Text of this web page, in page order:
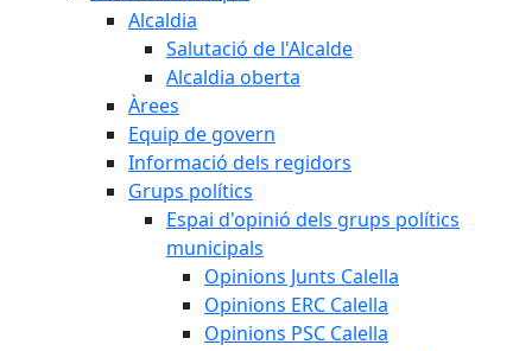
Alcaldia
Salutació de l'Alcalde
Alcaldia oberta
Àrees
Equip de govern
Informació dels regidors
Grups polítics
Espai d'opinió dels grups polítics
municipals
Opinions Junts Calella
Opinions ERC Calella
Opinions PSC Calella